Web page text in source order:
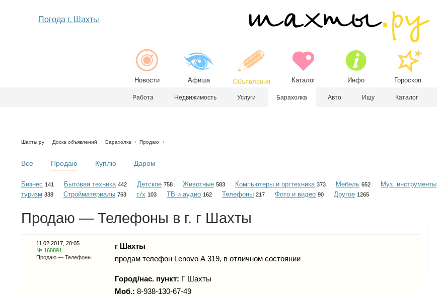
Погода г. Шахты
Новости Афиша Объявления Каталог Инфо Гороскоп
Работа Недвижимость Услуги Барахолка Авто Ищу Каталог
Шахты.ру Доска объявлений Барахолка Продаю
Все Продаю Куплю Даром
Бизнес 141 Бытовая техника 442 Детское 758 Животные 583 Компьютеры и оргтехника 373 Мебель 652 Муз. инструменты
туризм 338 Стройматериалы 763 с/х 103 ТВ и аудио 162 Телефоны 217 Фото и видео 90 Другое 1265
Продаю — Телефоны в г. г Шахты
11.02.2017, 20:05
№ 168891
Продаю — Телефоны
г Шахты
продам телефон Lenovo А 319, в отличном состоянии
Город/нас. пункт: Г Шахты
Моб.: 8-938-130-67-49